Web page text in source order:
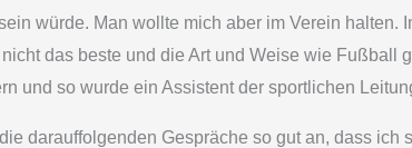
würde. Man wollte mich aber im Verein halten.
das beste und die Art und Weise wie Fußball
und so wurde ein Assistent der sportlichen
darauffolgenden Gespräche so gut an, dass ich